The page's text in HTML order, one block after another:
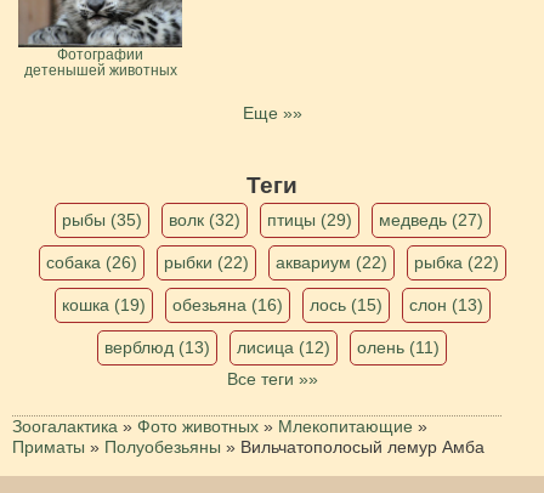
Фотографии
детенышей животных
Еще »»
Теги
рыбы (35) волк (32) птицы (29) медведь (27)
собака (26) рыбки (22) аквариум (22) рыбка (22)
кошка (19) обезьяна (16) лось (15) слон (13)
верблюд (13) лисица (12)
олень (11)
Все теги »»
Зоогалактика » Фото животных » Млекопитающие »
Приматы » Полуобезьяны » Вильчатополосый лемур Амба